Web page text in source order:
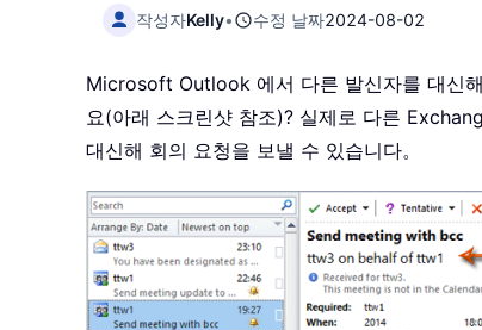
작성자Kelly• 수정 날짜2024-08-02
Microsoft Outlook 에서 다른 발신자를 대신
요(아래 스크린샷 참조)? 실제로 다른
대신해 회의 요청을 보낼 수 있습니다。